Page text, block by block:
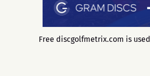
Free discgolfmetrix.com is used